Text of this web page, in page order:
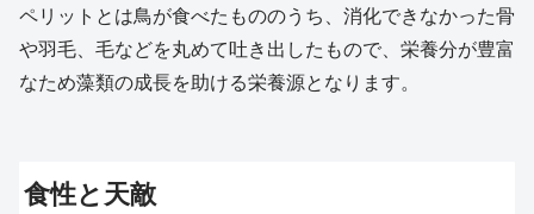
ペリットとは鳥が食べたもののうち、消化できなかった骨
や羽毛、毛などを丸めて吐き出したもので、栄養分が豊富
なため藻類の成長を助ける栄養源となります。
食性と天敵